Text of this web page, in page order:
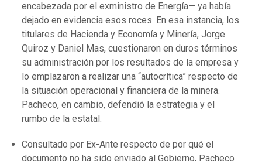
encabezada por el exministro de Energía— ya había
dejado en evidencia esos roces. En esa instancia, los
titulares de Hacienda y Economía y Minería, Jorge
Quiroz y Daniel Mas, cuestionaron en duros términos
su administración por los resultados de la empresa y
lo emplazaron a realizar una “autocrítica” respecto de
la situación operacional y financiera de la minera.
Pacheco, en cambio, defendió la estrategia y el
rumbo de la estatal.
Consultado por Ex-Ante respecto de por qué el
documento no ha sido enviado al Gobierno, Pacheco